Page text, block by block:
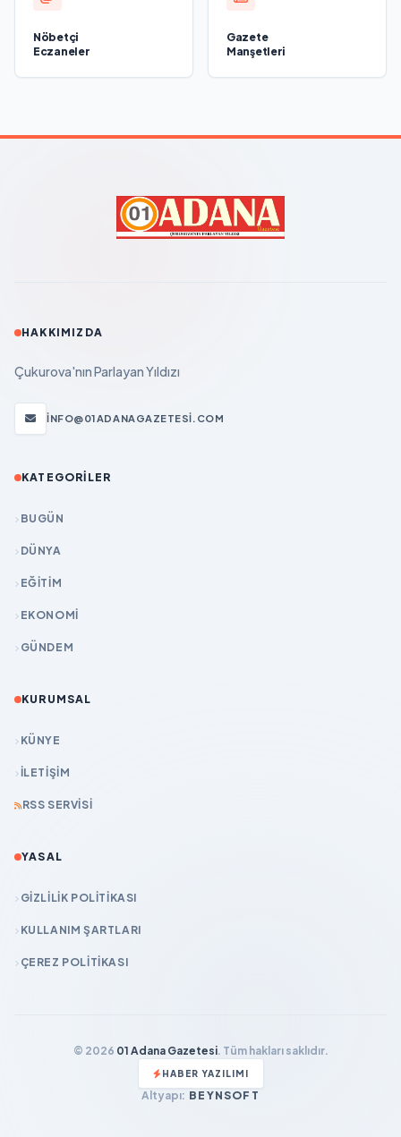
Nöbetçi
Eczaneler
Gazete
Manşetleri
HAKKIMIZDA
Çukurova'nın Parlayan Yıldızı
INFO@01ADANAGAZETESI.COM
KATEGORILER
BUGÜN
DÜNYA
EĞİTİM
EKONOMİ
GÜNDEM
KURUMSAL
KÜNYE
İLETIŞIM
RSS SERVISI
YASAL
GIZLILIK POLITIKASI
KULLANIM ŞARTLARI
ÇEREZ POLITIKASI
© 2026 01 Adana Gazetesi. Tüm hakları saklıdır.
HABER YAZILIMI
Altyapı: BEYNSOFT